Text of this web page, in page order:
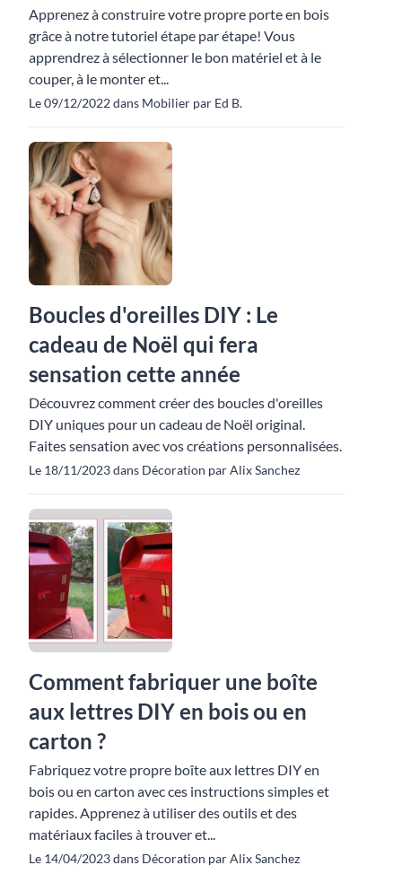
Apprenez à construire votre propre porte en bois
grâce à notre tutoriel étape par étape! Vous
apprendrez à sélectionner le bon matériel et à le
couper, à le monter et...
Le 09/12/2022 dans Mobilier par Ed B.
Boucles d'oreilles DIY : Le
cadeau de Noël qui fera
sensation cette année
Découvrez comment créer des boucles d'oreilles
DIY uniques pour un cadeau de Noël original.
Faites sensation avec vos créations personnalisées.
Le 18/11/2023 dans Décoration par Alix Sanchez
Comment fabriquer une boîte
aux lettres DIY en bois ou en
carton ?
Fabriquez votre propre boîte aux lettres DIY en
bois ou en carton avec ces instructions simples et
rapides. Apprenez à utiliser des outils et des
matériaux faciles à trouver et...
Le 14/04/2023 dans Décoration par Alix Sanchez